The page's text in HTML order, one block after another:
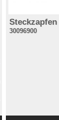
Steckzapfen
30096900